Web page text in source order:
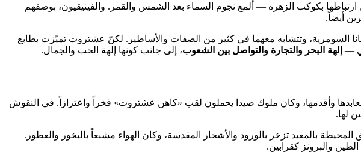
ارتباطها بكوكب الزهرة — ألمع نجوم السماء بعد الشمس والقمر. والفينيقيون، بوصفهم
أيضاً.
السومرية، وتتشابه معهما في كثير من الصفات والأساطير. لكنّ عشتروت تميّزت بطابع
— إلهة البحر والتجارة والتواصل بين الشعوب، إلى جانب كونها إلهة الحب والجمال.
وأقدمها، وكان ملوك صيدا يحملون لقب «كاهن عشتروت» فخراً واعتزازاً. في النقوش
لها.
المحيطة بالمعبد تزخر بالورود والأشجار المقدسة، وكان الهواء مشبعاً بالبخور والعطور.
والبرونز كقرابين.